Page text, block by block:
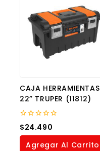
CAJA HERRAMIENTAS
22” TRUPER (11812)
0
out
of
$24.490
Agregar Al Carrito